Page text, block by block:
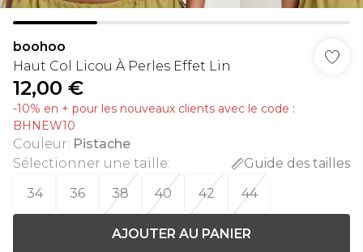
boohoo
Haut Col Licou À Perles Effet Lin
12,00 €
-10% en + pour les nouveaux clients avec le code :
BHNEW10
Couleur: Pistache
Sélectionner une taille:
Guide des tailles
34
36 38 40 42 44
AJOUTER AU PANIER